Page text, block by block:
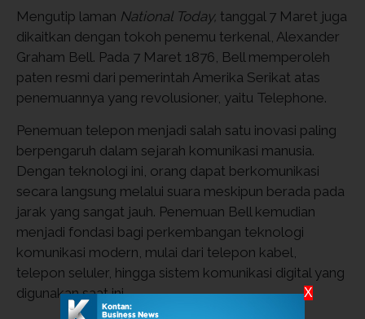
Mengutip laman National Today, tanggal 7 Maret juga
dikaitkan dengan tokoh penemu terkenal, Alexander
Graham Bell. Pada 7 Maret 1876, Bell memperoleh
paten resmi dari pemerintah Amerika Serikat atas
penemuannya yang revolusioner, yaitu Telephone.
Penemuan telepon menjadi salah satu inovasi paling
berpengaruh dalam sejarah komunikasi manusia.
Dengan teknologi ini, orang dapat berkomunikasi
secara langsung melalui suara meskipun berada pada
jarak yang sangat jauh. Penemuan Bell kemudian
menjadi fondasi bagi perkembangan teknologi
komunikasi modern, mulai dari telepon kabel,
telepon seluler, hingga sistem komunikasi digital yang
digunakan saat ini.
X